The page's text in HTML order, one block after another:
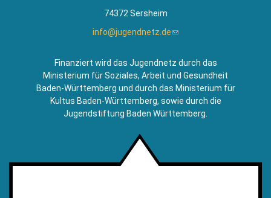
74372 Sersheim
info@jugendnetz.de(Link
Mail)
Finanziert wird das Jugendnetz durch das
Ministerium für Soziales, Arbeit und Gesundheit
Baden-Württemberg und durch das Ministerium für
Kultus Baden-Württemberg, sowie durch die
Jugendstiftung Baden Württemberg.